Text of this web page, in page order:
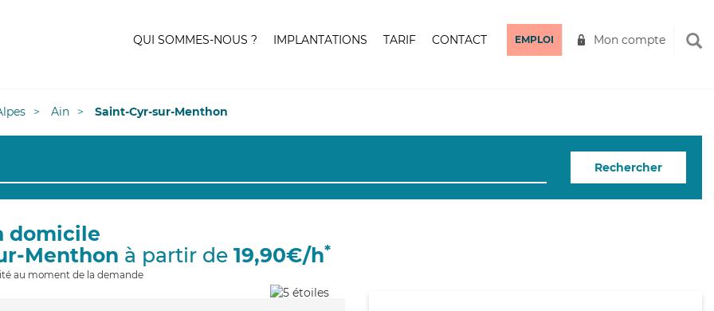
QUI SOMMES-NOUS ? IMPLANTATIONS TARIF CONTACT EMPLOI Mon compte
Ain Saint-Cyr-sur-Menthon
Rechercher
domicile
Menthon à partir de 19,90€/h*
au moment de la demande